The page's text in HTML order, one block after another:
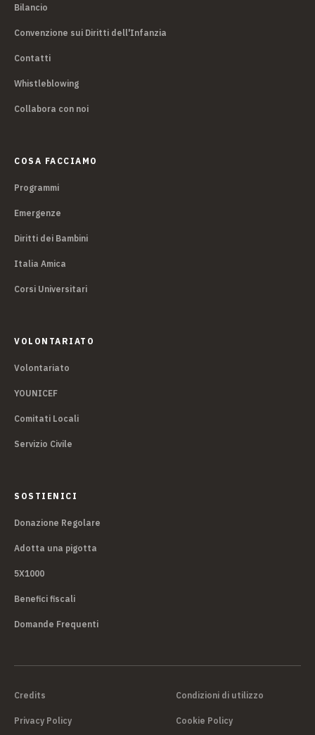
Bilancio
Convenzione sui Diritti dell'Infanzia
Contatti
Whistleblowing
Collabora con noi
COSA FACCIAMO
Programmi
Emergenze
Diritti dei Bambini
Italia Amica
Corsi Universitari
VOLONTARIATO
Volontariato
YOUNICEF
Comitati Locali
Servizio Civile
SOSTIENICI
Donazione Regolare
Adotta una pigotta
5X1000
Benefici fiscali
Domande Frequenti
Credits Condizioni di utilizzo
Privacy Policy Cookie Policy